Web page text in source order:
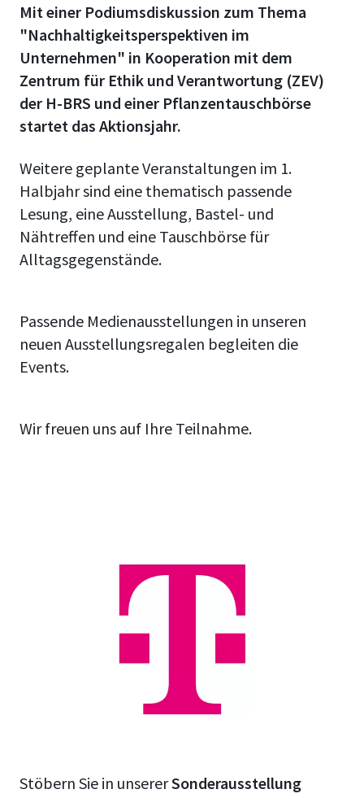
Mit einer Podiumsdiskussion zum Thema
"Nachhaltigkeitsperspektiven im
Unternehmen" in Kooperation mit dem
Zentrum für Ethik und Verantwortung (ZEV)
der H-BRS und einer Pflanzentauschbörse
startet das Aktionsjahr.
Weitere geplante Veranstaltungen im 1.
Halbjahr sind eine thematisch passende
Lesung, eine Ausstellung, Bastel- und
Nähtreffen und eine Tauschbörse für
Alltagsgegenstände.
Passende Medienausstellungen in unseren
neuen Ausstellungsregalen begleiten die
Events.
Wir freuen uns auf Ihre Teilnahme.
Stöbern Sie in unsererSonderausstellung